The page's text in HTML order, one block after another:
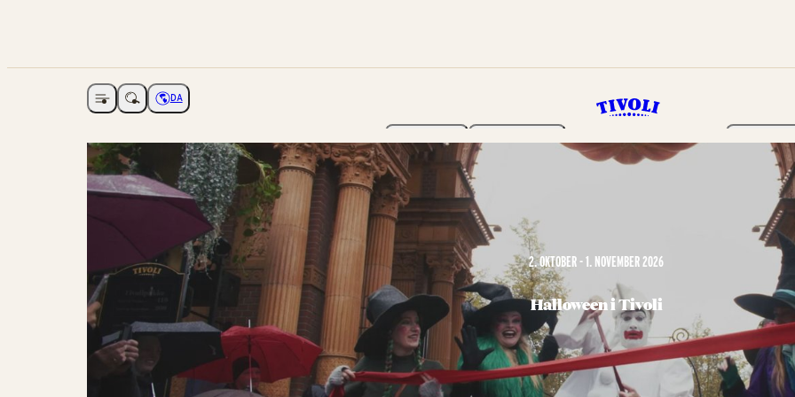
Åbne navigationVælg sprog
DA
Haven Program Billetter
Halloween i Tivoli
2. OKTOBER - 1. NOVEMBER 2026